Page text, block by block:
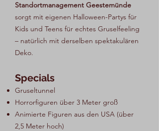
Standortmanagement Geestemünde
sorgt mit eigenen Halloween-Partys für
Kids und Teens für echtes Gruselfeeling
– natürlich mit derselben spektakulären
Deko.
Specials
Gruseltunnel
Horrorfiguren über 3 Meter groß
Animierte Figuren aus den USA (über
2,5 Meter hoch)